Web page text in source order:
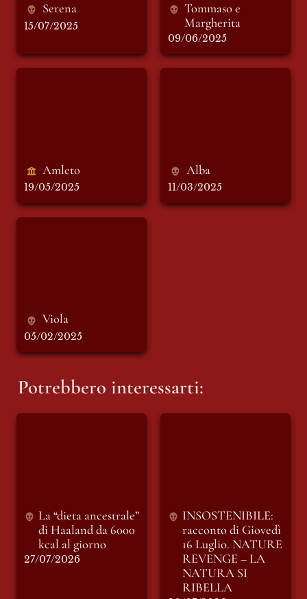
Serena
15/07/2025
Tommaso e
Margherita
09/06/2025
Amleto
19/05/2025
Alba
11/03/2025
Viola
Viola
05/02/2025
Potrebbero interessarti:
La “dieta ancestrale”
di Haaland da 6000
kcal al giorno
27/07/2026
INSOSTENIBILE:
racconto di Giovedì
16 Luglio. NATURE
REVENGE – LA
NATURA SI
RIBELLA